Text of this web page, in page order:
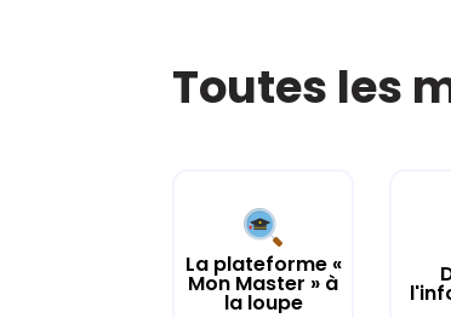
Toutes les
La plateforme «
Mon Master » à
la loupe